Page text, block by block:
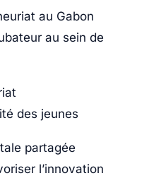
au Gabon
au sein de
des jeunes
partagée
l’innovation